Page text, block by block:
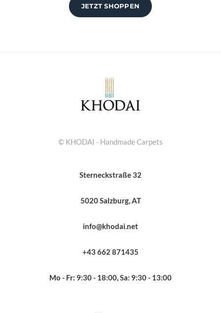
JETZT SHOPPEN
© KHODAI - Handmade Carpets
Sterneckstraße 32
5020 Salzburg, AT
info@khodai.net
+43 662 871435
Mo - Fr: 9:30 - 18:00, Sa: 9:30 - 13:00